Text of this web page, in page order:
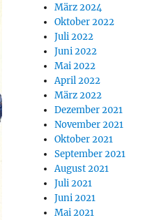
März 2024
Oktober 2022
Juli 2022
Juni 2022
Mai 2022
April 2022
März 2022
Dezember 2021
November 2021
Oktober 2021
September 2021
August 2021
Juli 2021
Juni 2021
Mai 2021